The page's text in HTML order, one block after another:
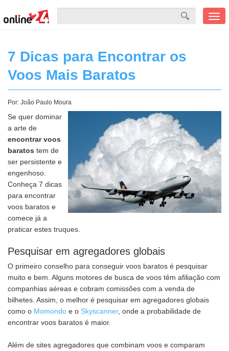
7 Dicas para Encontrar os
Voos Mais Baratos
Por: João Paulo Moura
Se quer dominar
a arte de
encontrar voos
baratos tem de
ser persistente e
engenhoso.
Conheça 7 dicas
para encontrar
voos baratos e
comece já a
praticar estes truques.
Pesquisar em agregadores globais
O primeiro conselho para conseguir voos baratos é pesquisar
muito e bem. Alguns motores de busca de voos têm afiliação com
companhias aéreas e cobram comissões com a venda de
bilhetes. Assim, o melhor é pesquisar em agregadores globais
como o Momondo e o Skyscanner, onde a probabilidade de
encontrar voos baratos é maior.
Além de sites agregadores que combinam voos e comparam